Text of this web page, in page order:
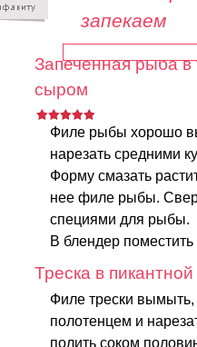
запекаем
Запеченная рыба
сыром
Филе рыбы хорошо
нарезать средними
Форму смазать
нее филе рыбы.
специями для рыбы.
В блендер
Треска в пикантной
Филе трески
полотенцем и
полить соком